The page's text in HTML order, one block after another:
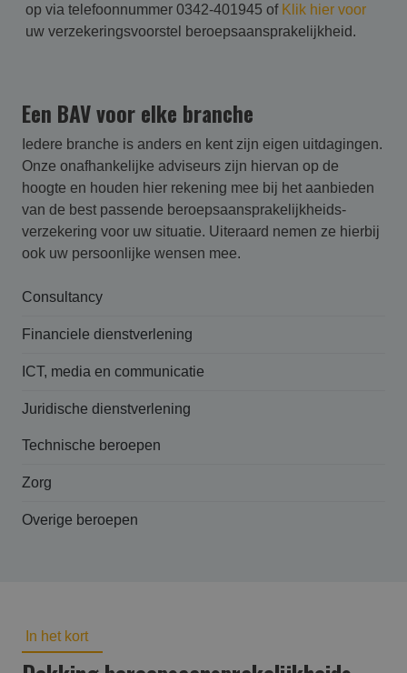
op via telefoonnummer 0342-401945 of Klik hier voor
uw verzekeringsvoorstel beroepsaansprakelijkheid.
Een BAV voor elke branche
Iedere branche is anders en kent zijn eigen uitdagingen.
Onze onafhankelijke adviseurs zijn hiervan op de
hoogte en houden hier rekening mee bij het aanbieden
van de best passende beroepsaansprakelijk­heids­
verzekering voor uw situatie. Uiteraard nemen ze hierbij
ook uw persoonlijke wensen mee.
Consultancy
Financiele dienstverlening
ICT, media en communicatie
Juridische dienstverlening
Technische beroepen
Zorg
Overige beroepen
In het kort